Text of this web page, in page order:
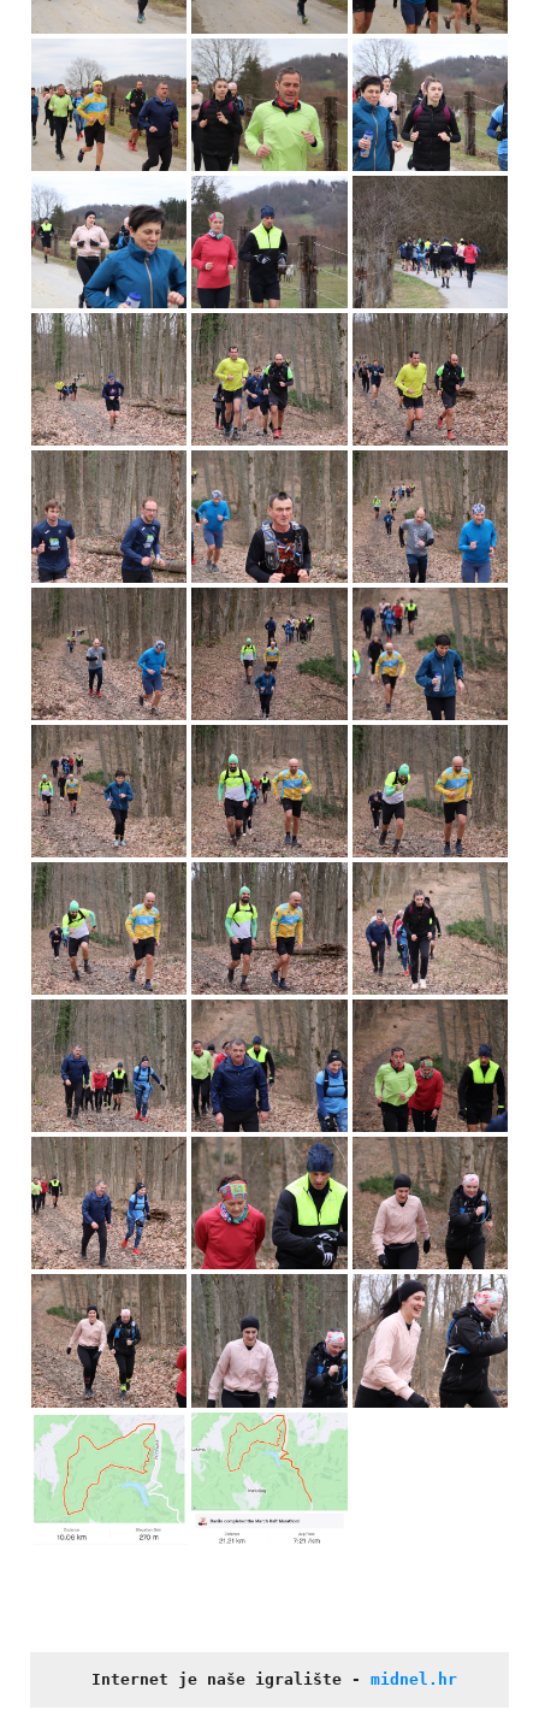
Internet je naše igralište - midnel.hr